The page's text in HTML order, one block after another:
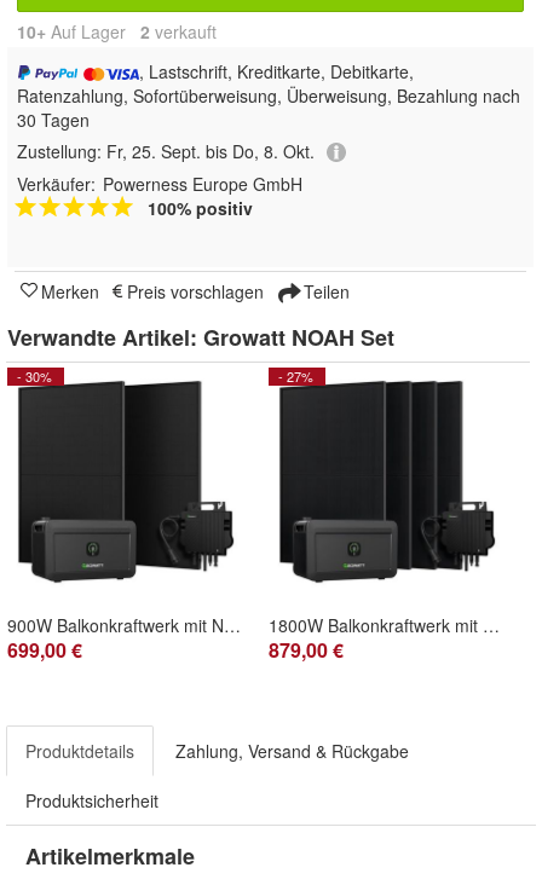
10+ Auf Lager 2 verkauft
, Lastschrift, Kreditkarte, Debitkarte,
Ratenzahlung, Sofortüberweisung, Überweisung, Bezahlung nach
30 Tagen
Zustellung: Fr, 25. Sept. bis Do, 8. Okt.
Verkäufer: Powerness Europe GmbH
100% positiv
Merken Preis vorschlagen Teilen
Verwandte Artikel: Growatt NOAH Set
- 30%
900W Balkonkraftwerk mit NOAH 2000 2048Wh Speicher PV Solaranlage Komplettpaket
699,00 €
- 27%
1800W Balkonkraftwerk mit NOAH2000 Speicher 2048Wh PV Solaranlage Komplettpaket
879,00 €
Produktdetails Zahlung, Versand & Rückgabe
Produktsicherheit
Artikelmerkmale